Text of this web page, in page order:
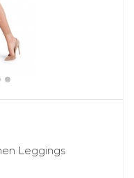
Leggings